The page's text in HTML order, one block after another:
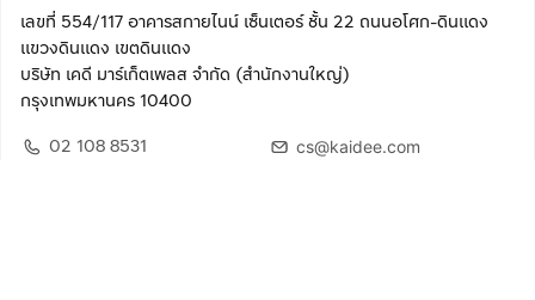
เลขที่ 554/117 อาคารสกายไนน์ เซ็นเตอร์ ชั้น 22 ถนนอโศก-ดินแดง
แขวงดินแดง เขตดินแดง
บริษัท เคดี มาร์เก็ตเพลส จำกัด (สำนักงานใหญ่)
กรุงเทพมหานคร 10400
02 108 8531
cs@kaidee.com